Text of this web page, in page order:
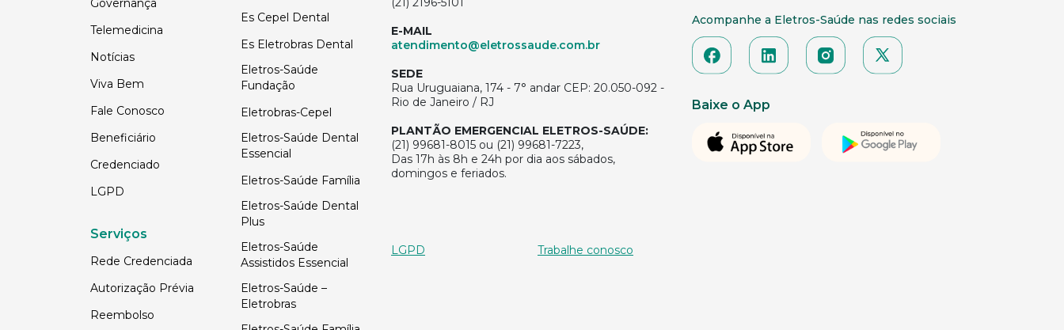
Governança
Telemedicina
Notícias
Viva Bem
Fale Conosco
Beneficiário
Credenciado
LGPD
Serviços
Rede Credenciada
Autorização Prévia
Reembolso
Es Cepel Dental
Es Eletrobras Dental
Eletros-Saúde
Fundação
Eletrobras-Cepel
Eletros-Saúde Dental
Essencial
Eletros-Saúde Família
Eletros-Saúde Dental
Plus
Eletros-Saúde
Assistidos Essencial
Eletros-Saúde –
Eletrobras
E-MAIL
atendimento@eletrossaude.com.br
SEDE
Rua Uruguaiana, 174 - 7° andar CEP: 20.050-092 -
Rio de Janeiro / RJ
PLANTÃO EMERGENCIAL ELETROS-SAÚDE:
(21) 99681-8015 ou (21) 99681-7223,
Das 17h às 8h e 24h por dia aos sábados,
domingos e feriados.
LGPD Trabalhe conosco
Acompanhe a Eletros-Saúde nas redes sociais
Baixe o App